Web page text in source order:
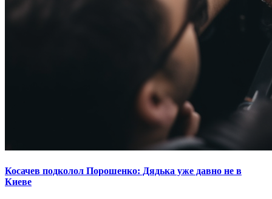
Косачев подколол Порошенко: Дядька уже давно не в
Киеве